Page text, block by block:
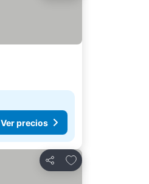
Ver precios
Compartir
Agregar a favoritos